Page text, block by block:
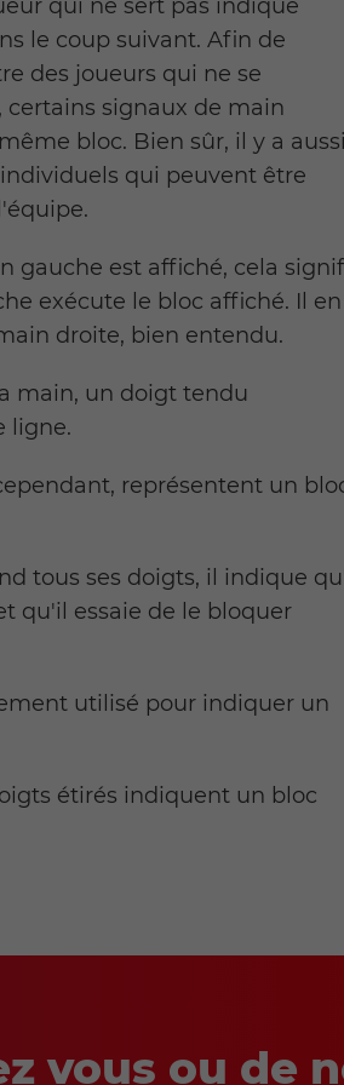
qui ne sert pas indique
le coup suivant. Afin de
des joueurs qui ne se
certains signaux de main
bloc. Bien sûr, il y a aussi
qui peuvent être
gauche est affiché, cela
exécute le bloc affiché. Il en
droite, bien entendu.
main, un doigt tendu
ligne.
représentent un
tous ses doigts, il indique
qu'il essaie de le bloquer
utilisé pour indiquer un
étirés indiquent un bloc
vous ou de